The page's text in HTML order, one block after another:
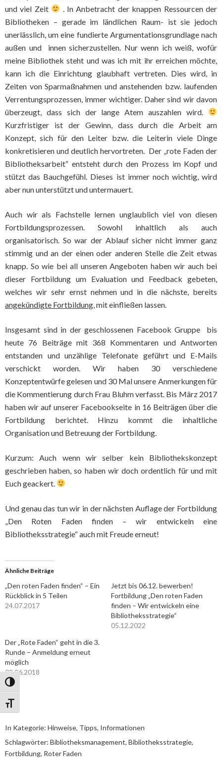
Umschalten auf hohe Kontraste
Schrift vergrößern
und viel Zeit
. In Anbetracht der knappen Ressourcen der
Bibliotheken – gerade im ländlichen Raum- ist sie jedoch
unerlässlich, um eine fundierte Argumentationsgrundlage nach
außen und innen sicherzustellen. Nur wenn ich weiß, wofür
meine Bibliothek steht und was ich mit ihr erreichen möchte,
kann ich die Einrichtung glaubhaft vertreten. Dies wird, in
Zeiten von Sparmaßnahmen und anstehenden bzw. laufenden
Verrentungsprozessen, immer wichtiger. Daher sind wir davon
überzeugt, dass sich der lange Atem auszahlen wird.
Kurzfristiger ist der Gewinn, dass durch die Arbeit am
Konzept, sich für den Leiter bzw. die Leiterin viele Dinge
konkretisieren und deutlich hervortreten. Der „rote Faden der
Bibliotheksarbeit“ entsteht durch den Prozess im Kopf und
stützt das Bauchgefühl. Dieses ist immer noch wichtig, wird
aber nun unterstützt und untermauert.
Auch wir als Fachstelle lernen unglaublich viel von diesen
Fortbildungsprozessen. Sowohl inhaltlich als auch
organisatorisch. So war der Ablauf sicher nicht immer ganz
stimmig und an der einen oder anderen Stelle die Zeit etwas
knapp. So wie bei all unseren Angeboten haben wir auch bei
dieser Fortbildung um Evaluation und Feedback gebeten,
welches wir sehr ernst nehmen und in die nächste, bereits
angekündigte Fortbildung, mit einfließen lassen.
Insgesamt sind in der geschlossenen Facebook Gruppe bis
heute 76 Beiträge mit 368 Kommentaren und Antworten
entstanden und unzählige Telefonate geführt und E-Mails
verschickt worden. Wir haben 30 verschiedene
Konzeptentwürfe gelesen und 30 Mal unsere Anmerkungen für
die Kommentierung durch Frau Bluhm verfasst. Bis März 2017
haben wir auf unserer Facebookseite in 16 Beiträgen über die
Fortbildung berichtet. Hinzu kommt die inhaltliche
Organisation und Betreuung der Fortbildung.
Kurzum: Auch wenn wir selber kein Bibliothekskonzept
geschrieben haben, so haben wir doch ordentlich für und mit
Euch geackert.
Und genau das tun wir in der nächsten Auflage der Fortbildung
„Den Roten Faden finden – wir entwickeln eine
Bibliotheksstrategie“ auch mit Freude erneut!
Ähnliche Beiträge
„Den roten Faden finden“ – Ein
Rückblick in 5 Teilen
24.07.2017
Jetzt bis 06.12. bewerben!
Fortbildung „Den roten Faden
finden – Wir entwickeln eine
Bibliotheksstrategie“
05.12.2022
Der „Rote Faden“ geht in die 3.
Runde – Anmeldung erneut
möglich
08.06.2018
In Kategorie: Hinweise, Tipps, Informationen
Schlagwörter: Bibliotheksmanagement, Bibliotheksstrategie,
Fortbildung, Roter Faden